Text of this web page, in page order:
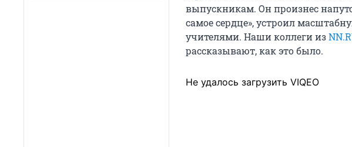
выпускникам. Он произнес
самое сердце», устроил
учителями. Наши коллеги из
рассказывают, как это было.
Не удалось загрузить VIQEO